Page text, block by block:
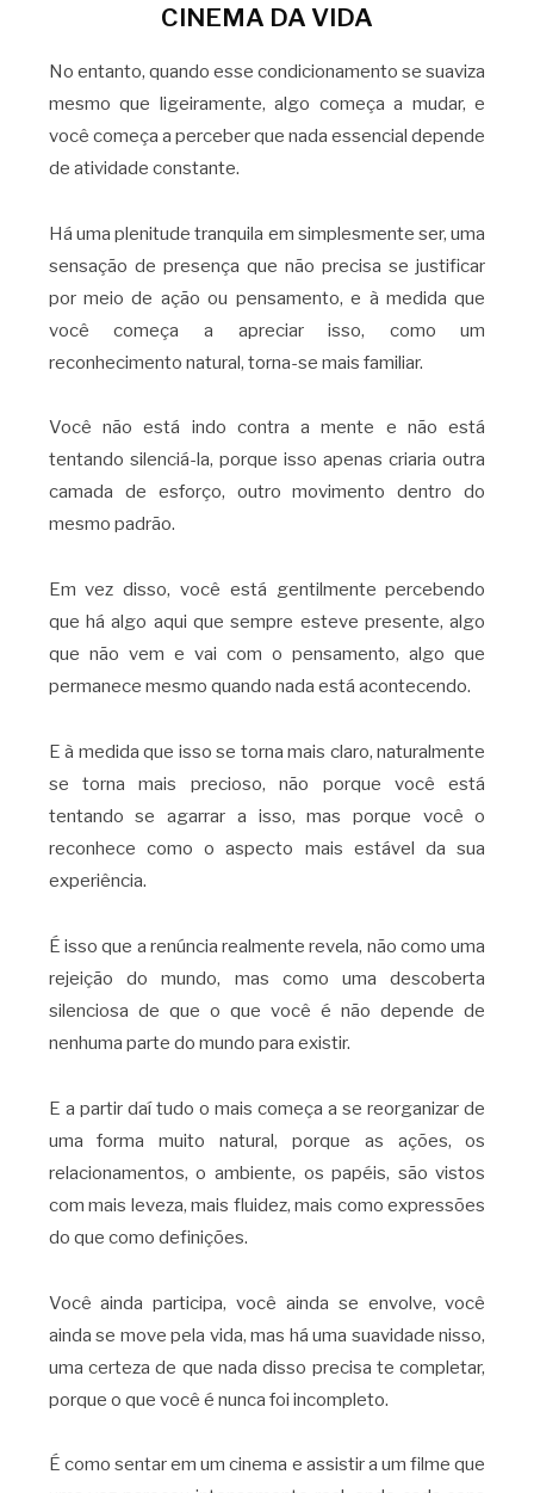
CINEMA DA VIDA
No entanto, quando esse condicionamento se suaviza
mesmo que ligeiramente, algo começa a mudar, e
você começa a perceber que nada essencial depende
de atividade constante.
Há uma plenitude tranquila em simplesmente ser, uma
sensação de presença que não precisa se justificar
por meio de ação ou pensamento, e à medida que
você começa a apreciar isso, como um
reconhecimento natural, torna-se mais familiar.
Você não está indo contra a mente e não está
tentando silenciá-la, porque isso apenas criaria outra
camada de esforço, outro movimento dentro do
mesmo padrão.
Em vez disso, você está gentilmente percebendo
que há algo aqui que sempre esteve presente, algo
que não vem e vai com o pensamento, algo que
permanece mesmo quando nada está acontecendo.
E à medida que isso se torna mais claro, naturalmente
se torna mais precioso, não porque você está
tentando se agarrar a isso, mas porque você o
reconhece como o aspecto mais estável da sua
experiência.
É isso que a renúncia realmente revela, não como uma
rejeição do mundo, mas como uma descoberta
silenciosa de que o que você é não depende de
nenhuma parte do mundo para existir.
E a partir daí tudo o mais começa a se reorganizar de
uma forma muito natural, porque as ações, os
relacionamentos, o ambiente, os papéis, são vistos
com mais leveza, mais fluidez, mais como expressões
do que como definições.
Você ainda participa, você ainda se envolve, você
ainda se move pela vida, mas há uma suavidade nisso,
uma certeza de que nada disso precisa te completar,
porque o que você é nunca foi incompleto.
É como sentar em um cinema e assistir a um filme que